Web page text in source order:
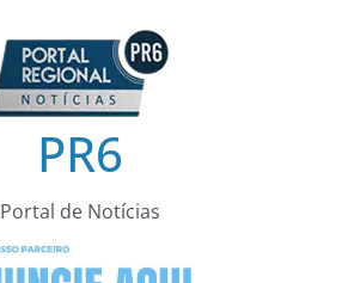
PR6
Portal de Notícias